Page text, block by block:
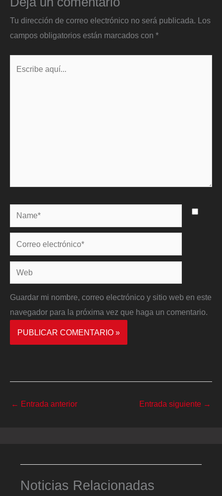
Tu dirección de correo electrónico no será publicada. Los
campos obligatorios están marcados con *
Name*
Correo
electrónico*
Web
Guardar mi nombre, correo electrónico y sitio web en este
navegador para la próxima vez que haga un comentario.
← Entrada anterior Entrada siguiente →
Noticias Relacionadas